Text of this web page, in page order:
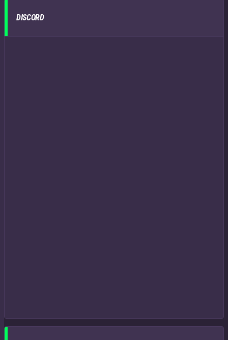
DISCORD